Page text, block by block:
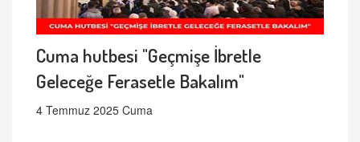
Cuma hutbesi "Geçmişe İbretle
Geleceğe Ferasetle Bakalım"
4 Temmuz 2025 Cuma